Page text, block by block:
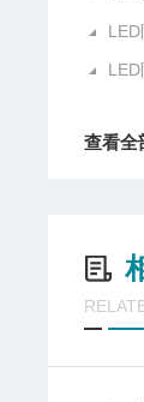
查看全